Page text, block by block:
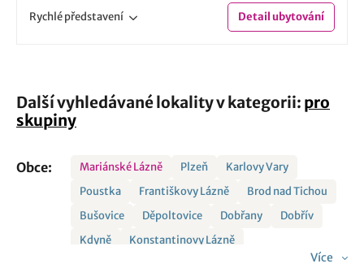
Rychlépředstavení Detailubytování
Další vyhledávané lokality v kategorii: pro
skupiny
Obce: Mariánské Lázně Plzeň
Karlovy Vary
Poustka
Františkovy Lázně
Brod nad Tichou
Bušovice
Děpoltovice Dobřany
Dobřív
Kdyně
Konstantinovy Lázně
Nepomuk
Více